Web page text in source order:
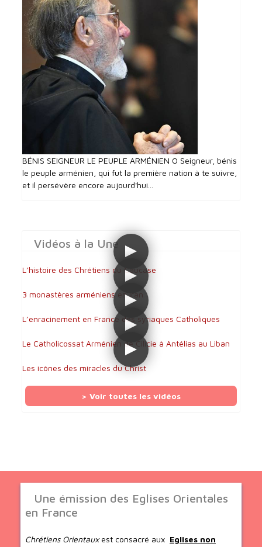
BÉNIS SEIGNEUR LE PEUPLE ARMÉNIEN O Seigneur, bénis
le peuple arménien, qui fut la première nation à te suivre,
et il persévère encore aujourd'hui...
Vidéos à la Une
L’histoire des Chrétiens du Caucase
3 monastères arméniens en Iran
L’enracinement en France des syriaques Catholiques
Le Catholicossat Arménien de Cilicie à Antélias au Liban
Les icônes des miracles du Christ
> Voir toutes les vidéos
Une émission des Eglises Orientales
en France
Chrétiens Orientauxest consacré aux Eglises non